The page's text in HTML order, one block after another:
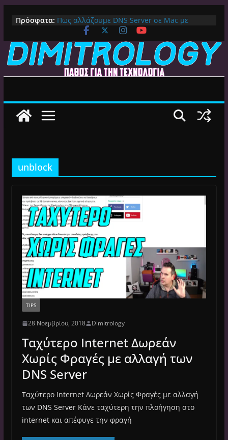
περιεχόμενο
Πρόσφατα: Πως αλλάζουμε DNS Server σε Mac με
MacOS Ventura (Macbook, Mac Mini, iMac,
κλπ)
IPVanish Προσφορά: 83% Έκπτωση στο
Premium VPN – Δες γιατί αξίζει
Alive GR Kodi: Γιατί Δεν Λειτουργεί Πλέον το
Android TV | CX File Explorer, Καθαρισμός
Ο Καλύτερος Launcher για Android TV /
unblock
TIPS
28 Νοεμβρίου, 2018 Dimitrology
Ταχύτερο Internet Δωρεάν
Χωρίς Φραγές με αλλαγή των
DNS Server
Ταχύτερο Internet Δωρεάν Χωρίς Φραγές με αλλαγή
των DNS Server Κάνε ταχύτερη την πλοήγηση στο
internet και απέφυγε την φραγή